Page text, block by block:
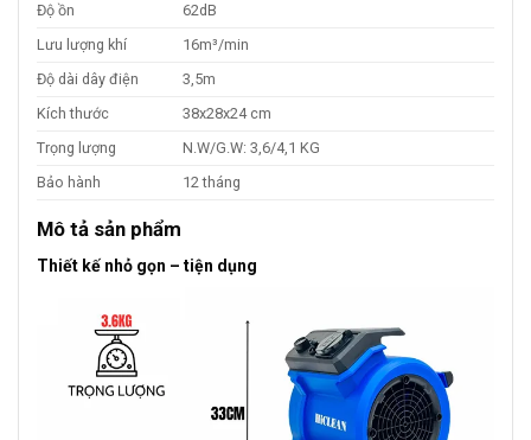
Độ ồn
62dB
Lưu lượng khí
16m³/min
Độ dài dây điện
3,5m
Kích thước
38x28x24 cm
Trọng lượng
N.W/G.W: 3,6/4,1 KG
Bảo hành
12 tháng
Mô tả sản phẩm
Thiết kế nhỏ gọn – tiện dụng